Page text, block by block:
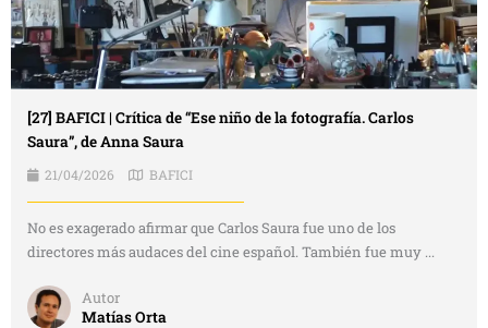
[27] BAFICI | Crítica de “Ese niño de la fotografía. Carlos
Saura”, de Anna Saura
21/04/2026 BAFICI
No es exagerado afirmar que Carlos Saura fue uno de los
directores más audaces del cine español. También fue muy ...
Autor
Matías Orta